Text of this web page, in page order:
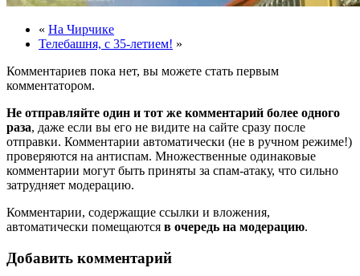
« На Чирчике
Телебашня, с 35-летием! »
Комментариев пока нет, вы можете стать первым
комментатором.
Не отправляйте один и тот же комментарий более одного
раза, даже если вы его не видите на сайте сразу после
отправки. Комментарии автоматически (не в ручном режиме!)
проверяются на антиспам. Множественные одинаковые
комментарии могут быть приняты за спам-атаку, что сильно
затрудняет модерацию.
Комментарии, содержащие ссылки и вложения,
автоматически помещаются в очередь на модерацию.
Добавить комментарий